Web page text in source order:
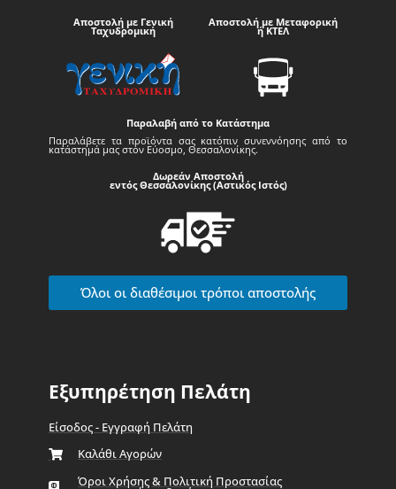
Αποστολή με Γενική
Ταχυδρομική
Αποστολή με Μεταφορική
ή ΚΤΕΛ
Παραλαβή από το Κατάστημα
Παραλάβετε τα προϊόντα σας κατόπιν συνεννόησης από το
κατάστημά μας στον Εύοσμο, Θεσσαλονίκης.
Δωρεάν Αποστολή
εντός Θεσσαλονίκης (Αστικός Ιστός)
Όλοι οι διαθέσιμοι τρόποι αποστολής
Εξυπηρέτηση Πελάτη
Είσοδος - Εγγραφή Πελάτη
Καλάθι Αγορών
Όροι Χρήσης & Πολιτική Προστασίας